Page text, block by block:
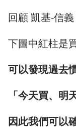
回顧 凱基-信
下圖中紅柱是
可以發現過去
「今天買、明
因此我們可以